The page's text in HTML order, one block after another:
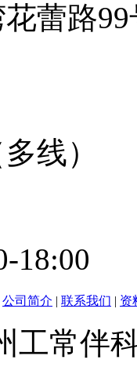
蕾路
线）
18:00
公司简介 | 联系我们 | 资
工常伴